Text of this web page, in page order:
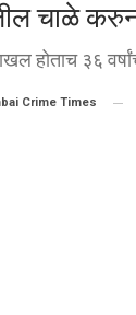
चाळे करुन
होताच ३६
Crime Times